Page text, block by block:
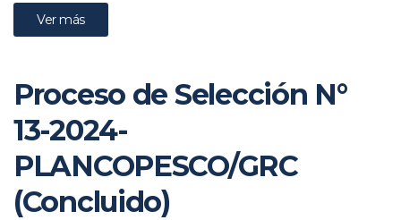
Ver más
Proceso de Selección N°
13-2024-
PLANCOPESCO/GRC
(Concluido)